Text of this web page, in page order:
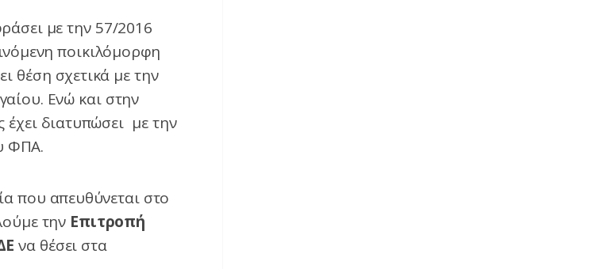
με την 57/2016
ποικιλόμορφη
θέση σχετικά με την
Ενώ και στην
διατυπώσει με την
ΦΠΑ.
που απευθύνεται στο
την Επιτροπή
να θέσει στα